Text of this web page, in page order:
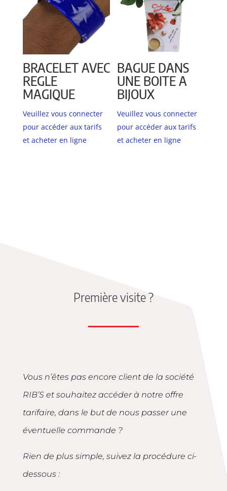
BRACELET AVEC
REGLE
MAGIQUE
Veuillez vous connecter
pour accéder aux tarifs
et acheter en ligne
BAGUE DANS
UNE BOITE A
BIJOUX
Veuillez vous connecter
pour accéder aux tarifs
et acheter en ligne
Première visite ?
Vous n’êtes pas encore client de la société
RIB’S et souhaitez accéder à notre offre
tarifaire, dans le but de nous passer une
éventuelle commande ?
Rien de plus simple, suivez la procédure ci-
dessous :